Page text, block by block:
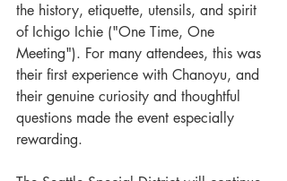
the history, etiquette, utensils, and spirit
of Ichigo Ichie ("One Time, One
Meeting"). For many attendees, this was
their first experience with Chanoyu, and
their genuine curiosity and thoughtful
questions made the event especially
rewarding.